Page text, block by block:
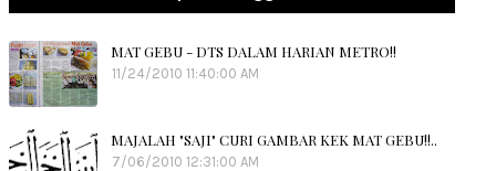
MAT GEBU - DTS DALAM HARIAN METRO!!
11/24/2010 11:40:00 AM
MAJALAH "SAJI" CURI GAMBAR KEK MAT GEBU!!..
7/06/2010 12:31:00 AM